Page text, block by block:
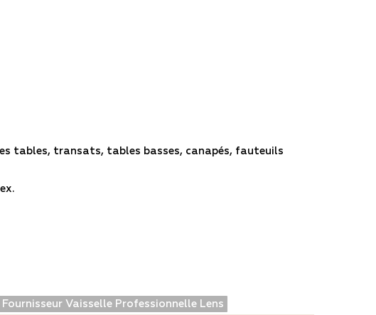
tables, transats, tables basses, canapés, fauteuils
Fournisseur Vaisselle Professionnelle Lens